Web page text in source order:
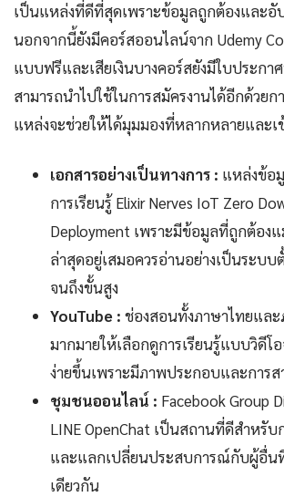
เป็นแหล่งที่ดีที่สุดเพราะข้อมูลถูกต้องและอั
นอกจากนี้ยังมีคอร์สออนไลน์จาก Udemy
แบบฟรีและเสียเงินบางคอร์สยังมีใบประกา
สามารถนำไปใช้ในการสมัครงานได้อีกด้วยก
แหล่งจะช่วยให้ได้มุมมองที่หลากหลายและเ
เอกสารอย่างเป็นทางการ : แหล่งข้อ
การเรียนรู้ Elixir Nerves IoT Zero
Deployment เพราะมีข้อมูลที่ถูกต้อง
ล่าสุดอยู่เสมอควรอ่านอย่างเป็นระบบ
จนถึงขั้นสูง
YouTube : ช่องสอนทั้งภาษาไทยแล
มากมายให้เลือกดูการเรียนรู้แบบวิดีโอ
ง่ายขึ้นเพราะมีภาพประกอบและการส
ชุมชนออนไลน์ : Facebook Group
LINE OpenChat เป็นสถานที่ดีสำหรับ
และแลกเปลี่ยนประสบการณ์กับผู้อื่น
เดียวกัน